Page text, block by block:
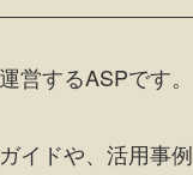
営するASPです。
イドや、活用事